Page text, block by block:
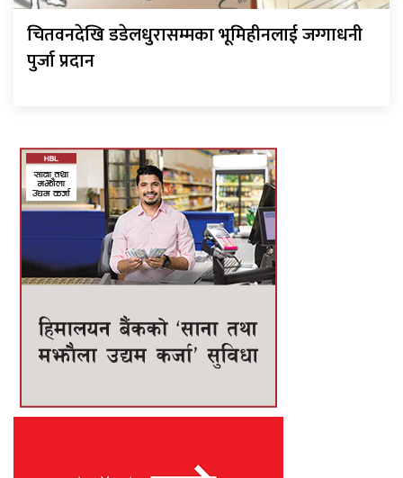
चितवनदेखि डडेलधुरासम्मका भूमिहीनलाई जग्गाधनी
पुर्जा प्रदान